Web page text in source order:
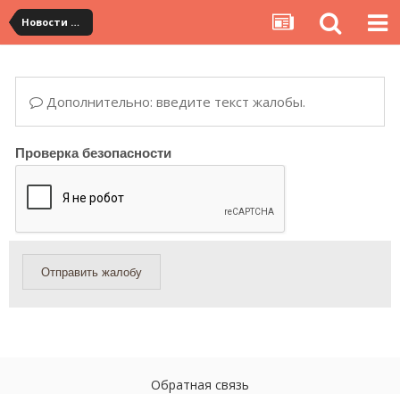
Новости сервиса
Дополнительно: введите текст жалобы.
Проверка безопасности
Отправить жалобу
Обратная связь